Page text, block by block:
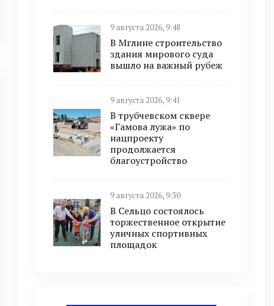
9 августа 2026, 9:48
В Мглине строительство
здания мирового суда
вышло на важный рубеж
9 августа 2026, 9:41
В трубчевском сквере
«Гамова лужа» по
нацпроекту
продолжается
благоустройство
9 августа 2026, 9:30
В Сельцо состоялось
торжественное открытие
уличных спортивных
площадок